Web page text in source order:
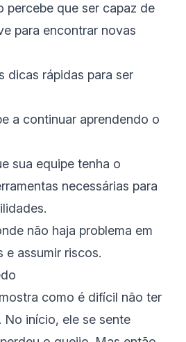
percebe que ser capaz de
para encontrar novas
dicas rápidas para ser
a continuar aprendendo o
sua equipe tenha o
necessárias para
não haja problema em
e assumir riscos.
como é difícil não ter
No início, ele se sente